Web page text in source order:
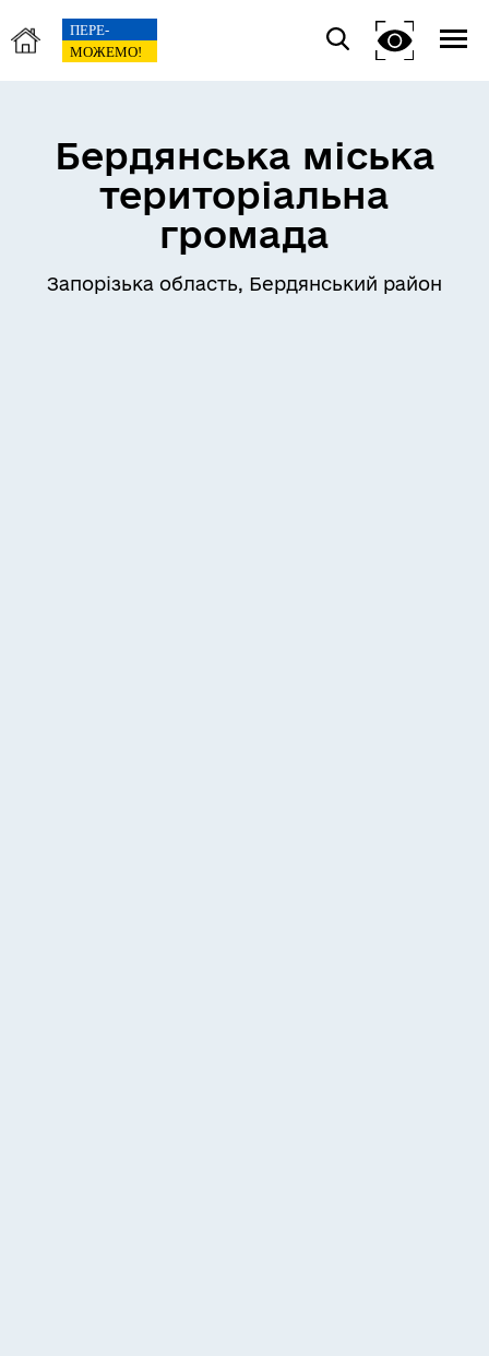
Бердянська міська
територіальна
громада
Запорізька область, Бердянський район